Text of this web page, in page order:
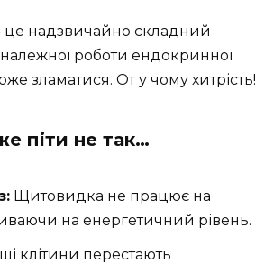
це надзвичайно складний
належної роботи ендокринної
зламатися. От у чому хитрість!
піти не так…
Щитовидка не працює на
на енергетичний рівень.
клітини перестають